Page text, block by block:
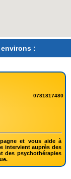
:
0781817480
et vous aide à
intervient auprès des
des psychothérapies